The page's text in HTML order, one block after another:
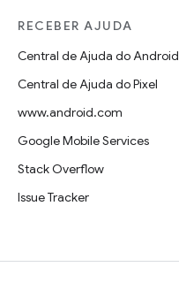
RECEBER AJUDA
Central de Ajuda do Android
Central de Ajuda do Pixel
www.android.com
Google Mobile Services
Stack Overflow
Issue Tracker